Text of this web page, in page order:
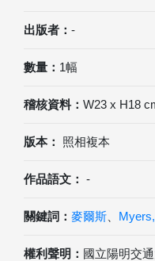
出版者： -
數量： 1幅
稽核資料： W23 x H18
版本： 照相複本
作品語文： -
關鍵詞： 麥爾斯
權利聲明： 國立陽明交